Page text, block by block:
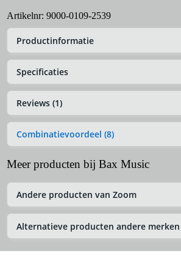
Artikelnr: 9000-0109-2539
Productinformatie
Specificaties
Reviews (1)
Combinatievoordeel (8)
Meer producten bij Bax Music
Andere producten van Zoom
Alternatieve producten andere merken